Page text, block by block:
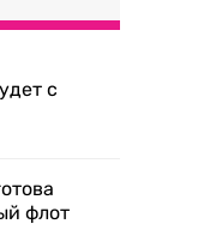
с
флот